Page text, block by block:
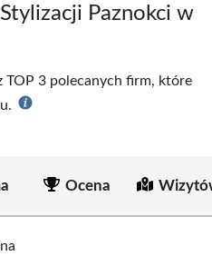
Paznokci w
TOP 3 polecanych firm, które
Ocena